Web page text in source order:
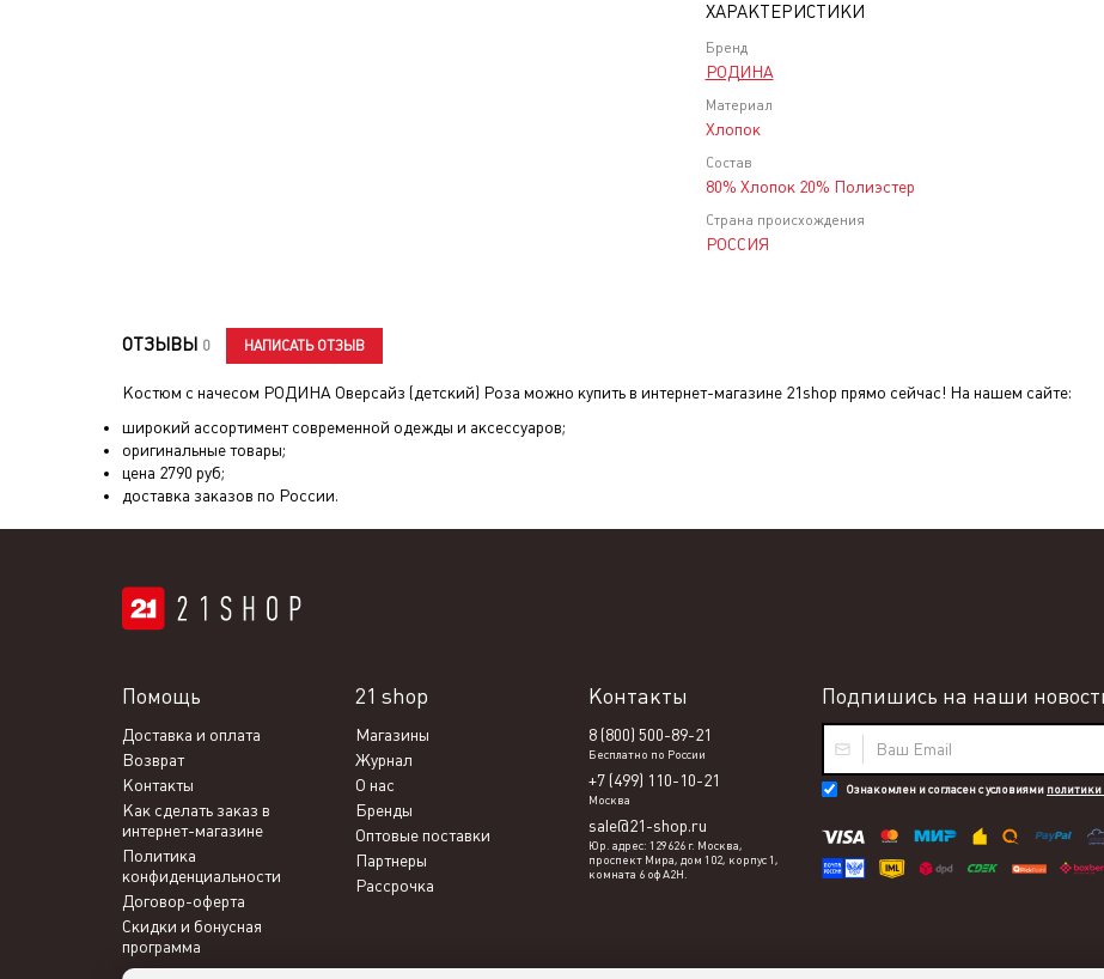
ХАРАКТЕРИСТИКИ
Бренд
РОДИНА
Материал
Хлопок
Состав
80% Хлопок 20% Полиэстер
Страна происхождения
РОССИЯ
ОТЗЫВЫ 0 НАПИСАТЬ ОТЗЫВ
Костюм с начесом РОДИНА Оверсайз (детский) Роза можно купить в интернет-магазине 21shop прямо сейчас! На нашем сайте:
широкий ассортимент современной одежды и аксессуаров;
оригинальные товары;
цена 2790 руб;
доставка заказов по России.
Подпишись на наши
Ознакомлен и согласен с условиями политики
21 shop
Магазины
Журнал
О нас
Бренды
Оптовые поставки
Партнеры
Рассрочка
Помощь
Доставка и оплата
Возврат
Контакты
Как сделать заказ в
интернет-магазине
Политика
конфиденциальности
Договор-оферта
Скидки и бонусная
программа
Контакты
8 (800) 500-89-21
Бесплатно по России
+7 (499) 110-10-21
Москва
sale@21-shop.ru
Юр. адрес: 129626 г. Москва,
проспект Мира, дом 102, корпус 1,
комната 6 оф А2Н.